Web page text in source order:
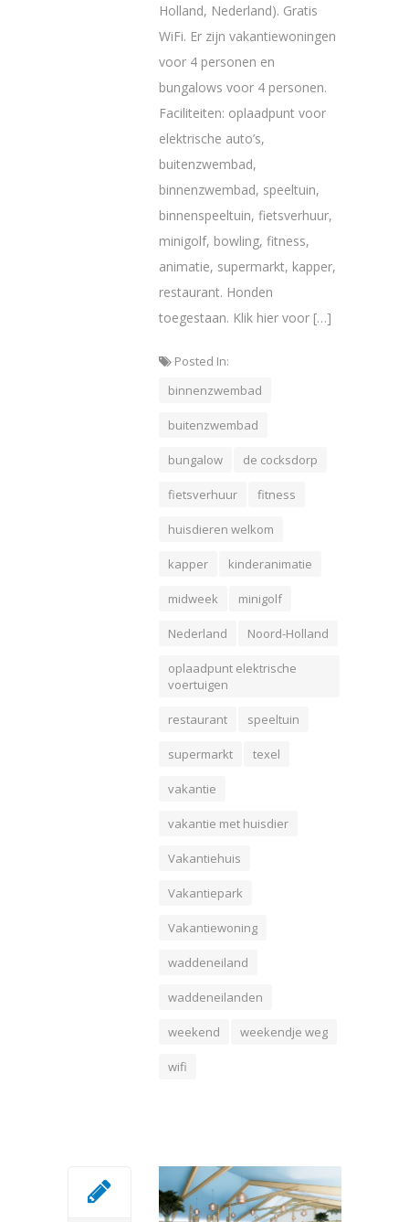
Holland, Nederland). Gratis
WiFi. Er zijn vakantiewoningen
voor 4 personen en
bungalows voor 4 personen.
Faciliteiten: oplaadpunt voor
elektrische auto’s,
buitenzwembad,
binnenzwembad, speeltuin,
binnenspeeltuin, fietsverhuur,
minigolf, bowling, fitness,
animatie, supermarkt, kapper,
restaurant. Honden
toegestaan. Klik hier voor […]
Posted In:
binnenzwembad
buitenzwembad
bungalow de cocksdorp
fietsverhuur fitness
huisdieren welkom
kapper kinderanimatie
midweek minigolf
Nederland Noord-Holland
oplaadpunt elektrische
voertuigen
restaurant speeltuin
supermarkt texel
vakantie
vakantie met huisdier
Vakantiehuis
Vakantiepark
Vakantiewoning
waddeneiland
waddeneilanden
weekend weekendje weg
wifi